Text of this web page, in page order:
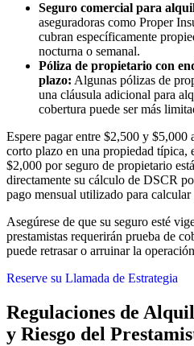
Seguro comercial para
aseguradoras como Proper
cubran específicamente
nocturna o semanal.
Póliza de propietario con
plazo: Algunas pólizas de
una cláusula adicional para
cobertura puede ser más
Espere pagar entre $2,500 y $5,000
corto plazo en una propiedad típica,
$2,000 por seguro de propietario
directamente su cálculo de DSCR
pago mensual utilizado para
Asegúrese de que su seguro esté
prestamistas requerirán prueba de
puede retrasar o arruinar la
Reserve su Llamada de Estrategia
Regulaciones de
y Riesgo del